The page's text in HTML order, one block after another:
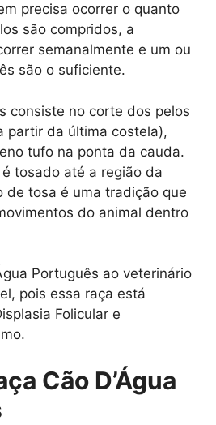
precisa ocorrer o quanto
são compridos, a
semanalmente e um ou
são o suficiente.
consiste no corte dos pelos
partir da última costela),
tufo na ponta da cauda.
tosado até a região da
de tosa é uma tradição que
do animal dentro
Português ao veterinário
pois essa raça está
Folicular e
Cão D’Água